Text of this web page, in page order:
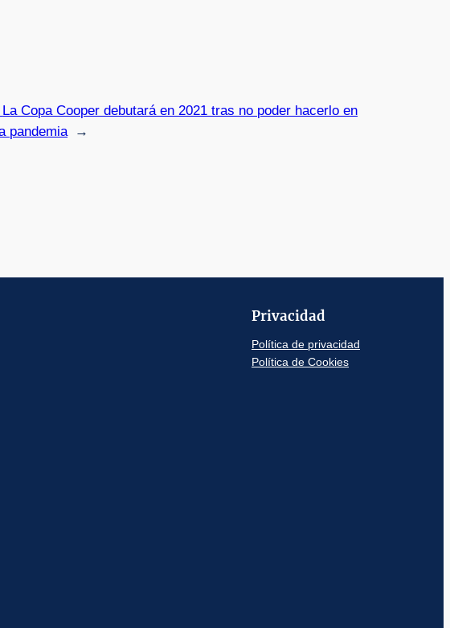
La Copa Cooper debutará en 2021 tras no poder hacerlo en
pandemia
→
Privacidad
Política de privacidad
Política de Cookies